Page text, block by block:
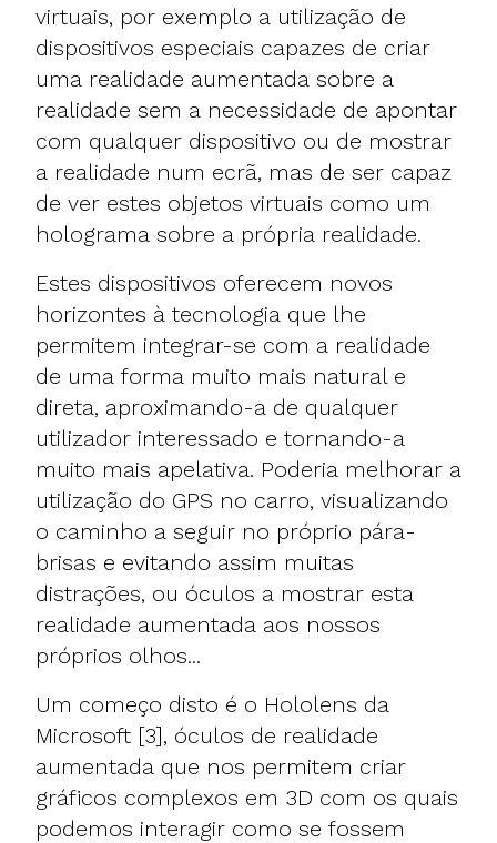
virtuais, por exemplo a utilização de
dispositivos especiais capazes de criar
uma realidade aumentada sobre a
realidade sem a necessidade de apontar
com qualquer dispositivo ou de mostrar
a realidade num ecrã, mas de ser capaz
de ver estes objetos virtuais como um
holograma sobre a própria realidade.
Estes dispositivos oferecem novos
horizontes à tecnologia que lhe
permitem integrar-se com a realidade
de uma forma muito mais natural e
direta, aproximando-a de qualquer
utilizador interessado e tornando-a
muito mais apelativa. Poderia melhorar a
utilização do GPS no carro, visualizando
o caminho a seguir no próprio pára-
brisas e evitando assim muitas
distrações, ou óculos a mostrar esta
realidade aumentada aos nossos
próprios olhos...
Um começo disto é o Hololens da
Microsoft [3], óculos de realidade
aumentada que nos permitem criar
gráficos complexos em 3D com os quais
podemos interagir como se fossem